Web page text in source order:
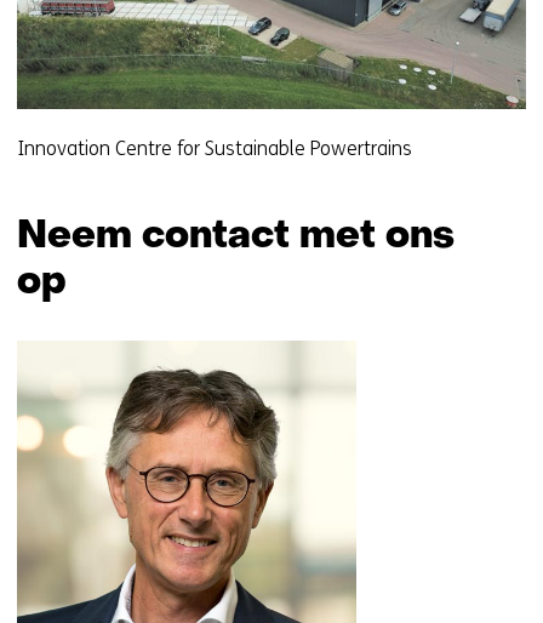
Innovation Centre for Sustainable Powertrains
Neem contact met ons
op
(Neem
contact
met
ons
op)